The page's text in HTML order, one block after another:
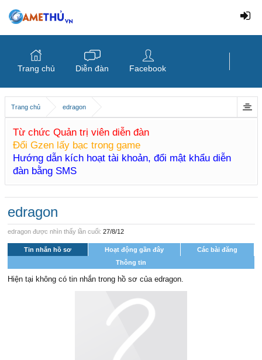
Trang chủ edragon
Từ chức Quản trị viên diễn đàn
Đổi Gzen lấy bạc trong game
Hướng dẫn kích hoạt tài khoản, đổi mật khẩu diễn
đàn bằng SMS
edragon
edragon được nhìn thấy lần cuối: 27/8/12
Tin nhắn hồ sơ Hoạt động gần đây
Các bài đăng
Thông tin
Hiện tại không có tin nhắn trong hồ sơ của edragon.
Trang chủ Diễn đàn Facebook